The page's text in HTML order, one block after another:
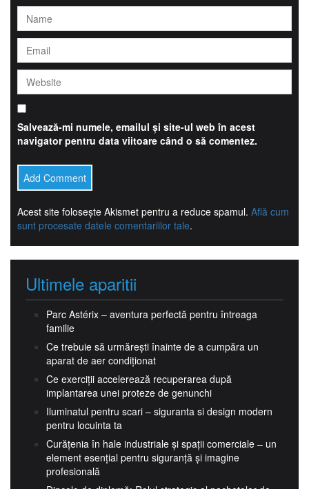
Salvează-mi numele, emailul și site-ul web în acest
navigator pentru data viitoare când o să comentez.
Acest site folosește Akismet pentru a reduce spamul. Află cum
sunt procesate datele comentariilor tale.
Ultimele aparitii
Parc Astérix – aventura perfectă pentru întreaga
familie
Ce trebuie să urmărești înainte de a cumpăra un
aparat de aer condiționat
Ce exerciții accelerează recuperarea după
implantarea unei proteze de genunchi
Iluminatul pentru scari – siguranta si design modern
pentru locuinta ta
Curățenia în hale industriale și spații comerciale – un
element esențial pentru siguranță și imagine
profesională